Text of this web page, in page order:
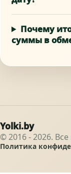
Почему
суммы в
Yolki.by
© 2016 - 2026.
Политика